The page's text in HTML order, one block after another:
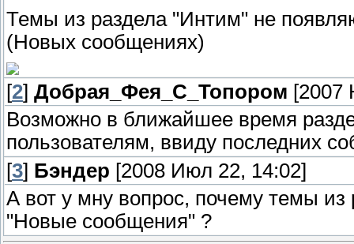
Темы из раздела "Интим" не
(Новых сообщениях)
[2] Добрая_Фея_С_Топором [2007
Возможно в ближайшее время
пользователям, ввиду последних
[3] Бэндер [2008 Июл 22, 14:02]
А вот у мну вопрос, почему темы
"Новые сообщения" ?